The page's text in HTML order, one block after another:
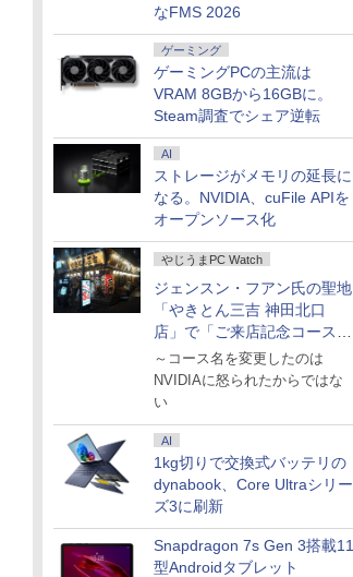
なFMS 2026
ゲーミング
ゲーミングPCの主流は
VRAM 8GBから16GBに。
Steam調査でシェア逆転
AI
ストレージがメモリの延長に
なる。NVIDIA、cuFile APIを
オープンソース化
やじうまPC Watch
ジェンスン・フアン氏の聖地
「やきとん三吉 神田北口
店」で「ご来店記念コース」
を娘と堪能
～コース名を変更したのは
NVIDIAに怒られたからではな
い
AI
1kg切りで交換式バッテリの
dynabook、Core Ultraシリー
ズ3に刷新
Snapdragon 7s Gen 3搭載11
型Androidタブレット